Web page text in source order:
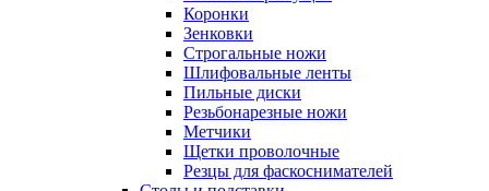
Коронки
Зенковки
Строгальные ножи
Шлифовальные ленты
Пильные диски
Резьбонарезные ножи
Метчики
Щетки проволочные
Резцы для фаскоснимателей